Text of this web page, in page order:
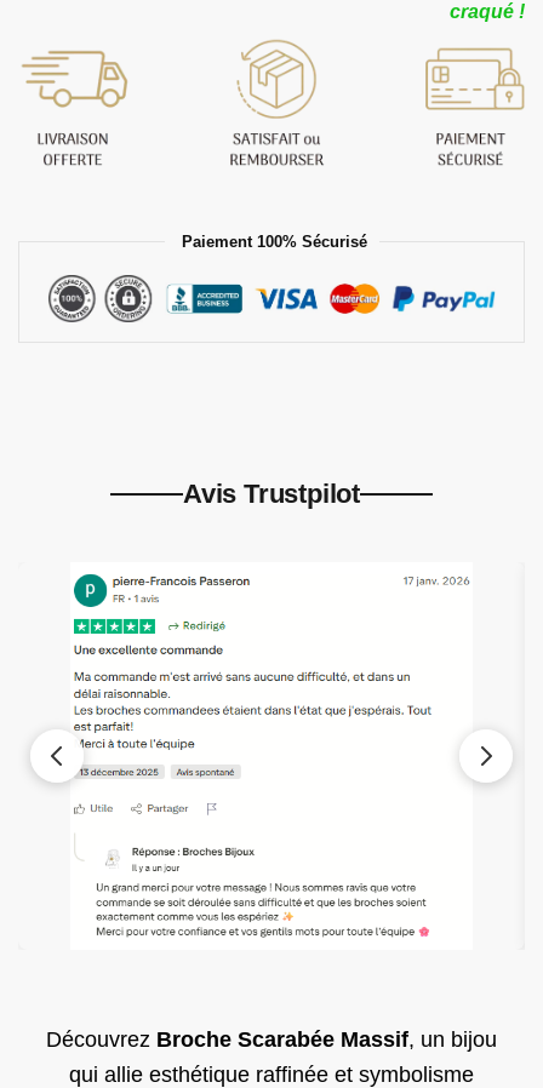
craqué !
Paiement 100% Sécurisé
Avis Trustpilot
Découvrez Broche Scarabée Massif, un bijou
qui allie esthétique raffinée et symbolisme